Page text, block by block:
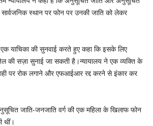
स्थान पर फोन पर उनकी जाति को लेकर
एक याचिका की सुनवाई करते हुए कहा कि इसके लिए
की सज़ा सुनाई जा सकती है।न्यायालय ने एक व्यक्ति के
पर रोक लगाने और एफआईआर रद्द करने से इंकार कर
जाति-जनजाति वर्ग की एक महिला के खिलाफ फोन
थीं।